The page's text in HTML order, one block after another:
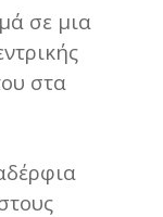
σε μια
στα